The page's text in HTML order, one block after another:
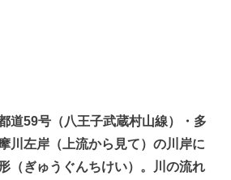
道59号（八王子武蔵村山線）・多
川左岸（上流から見て）の川岸に
（ぎゅうぐんちけい）。川の流れ